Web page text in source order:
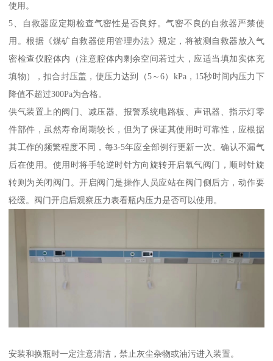
使用。
5、自救器应定期检查气密性是否良好。气密不良的自救器严禁使
用。根据《煤矿自救器使用管理办法》规定，将被测自救器放入气
密检查仪腔体内（注意腔体内剩余空间若过大，应适当填加实体充
填物），扣合封压盖，使压力达到（5～6）kPa，15秒时间内压力下
降值不超过300Pa为合格。
供气装置上的阀门、减压器、报警系统电路板、声讯器、指示灯零
件部件，虽然寿命周期较长，但为了保证其使用时可靠性，应根据
其工作的频繁程度不同，每3-5年应全部例行更新一次。确认不漏气
后在使用。使用时将手轮逆时针方向旋转开启氧气阀门，顺时针旋
转则为关闭阀门。开启阀门是操作人员应站在阀门侧后方，动作要
轻缓。阀门开启后观察压力表看瓶内压力是否可以使用。
安装和换瓶时一定注意清洁，禁止灰尘杂物或油污进入装置。